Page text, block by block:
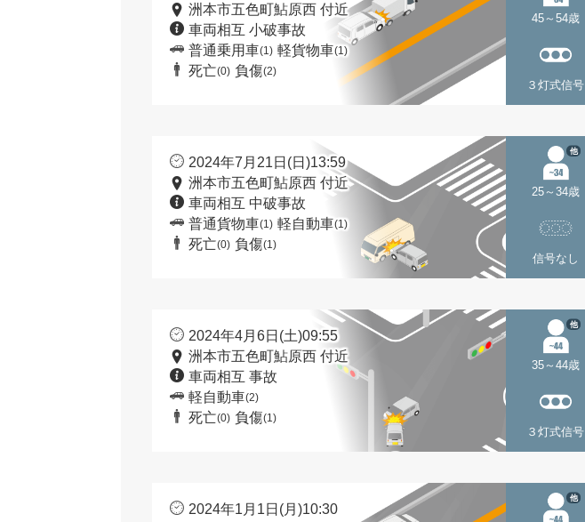
洲本市五色町鮎原西 付近
車両相互 小破事故
普通乗用車(1) 軽貨物車(1)
死亡(0) 負傷(2)
45～54歳
３灯式信号
2024年7月21日(日)13:59
洲本市五色町鮎原西 付近
車両相互 中破事故
普通貨物車(1) 軽自動車(1)
死亡(0) 負傷(1)
25～34歳
他
信号なし
2024年4月6日(土)09:55
洲本市五色町鮎原西 付近
車両相互 事故
軽自動車(2)
死亡(0) 負傷(1)
35～44歳
他
３灯式信号
2024年1月1日(月)10:30
他